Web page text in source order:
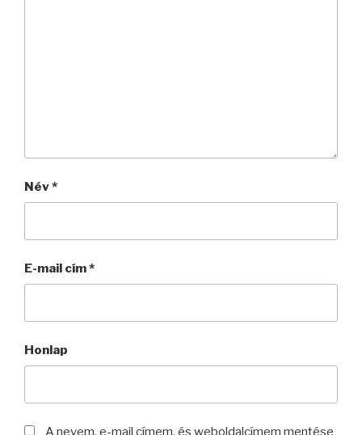
Név*
E-mail cím*
Honlap
A nevem, e-mail címem, és weboldalcímem mentése